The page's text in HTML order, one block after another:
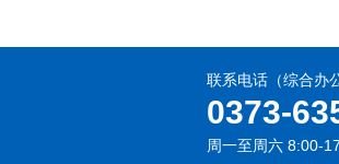
联系电话（综合办
0373-
周一至周六 8:00-